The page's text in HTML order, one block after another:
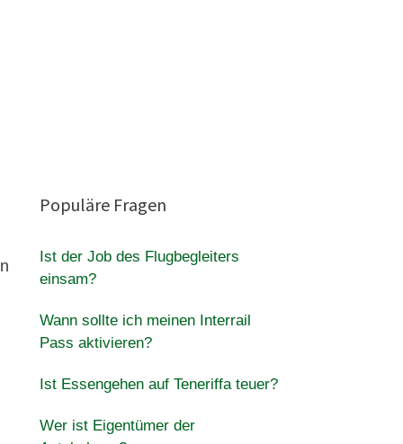
Populäre Fragen
Ist der Job des Flugbegleiters
einsam?
Wann sollte ich meinen Interrail
Pass aktivieren?
Ist Essengehen auf Teneriffa teuer?
Wer ist Eigentümer der